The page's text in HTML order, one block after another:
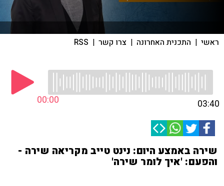
ראשי | התכנית האחרונה | צרו קשר |
RSS
00:00 03:40
שירה באמצע היום: נינט טייב מקריאה שירה -
והפעם: 'איך לומר שירה'